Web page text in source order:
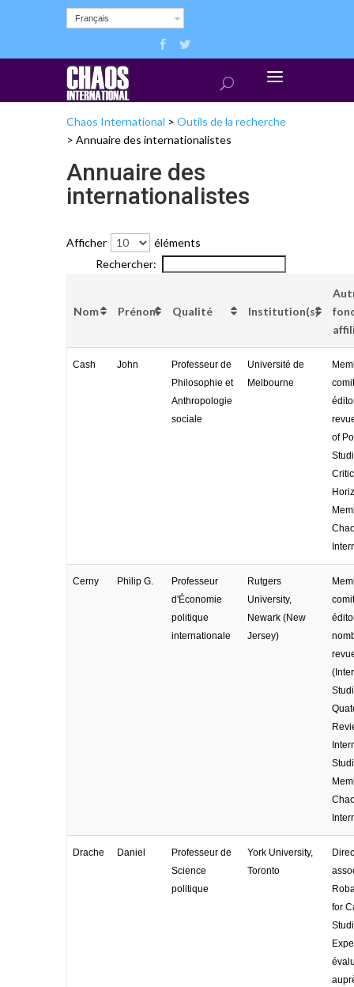
Français
Chaos International > Outils de la recherche
> Annuaire des internationalistes
Annuaire des
internationalistes
Afficher
éléments
Rechercher:
Nom Prénom Qualité Institution(s)
Cash John
Professeur de
Philosophie et
Anthropologie
sociale
Université de
Melbourne
of
Cerny Philip G.
Professeur
d'Économie
politique
internationale
Rutgers
University,
Newark (New
Jersey)
Drache Daniel
Professeur de
Science
politique
York University,
Toronto
for